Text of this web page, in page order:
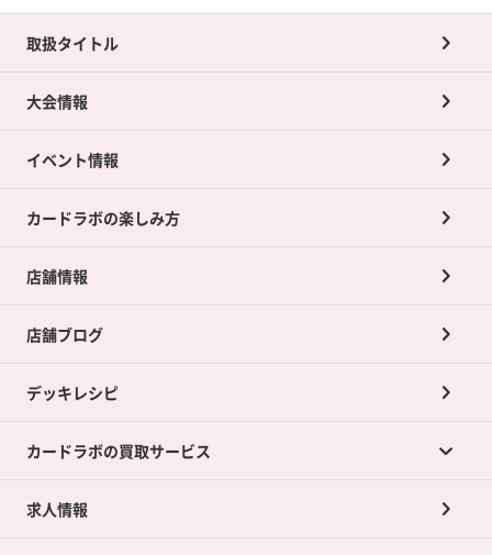
取扱タイトル
大会情報
イベント情報
カードラボの楽しみ方
店舗情報
店舗ブログ
デッキレシピ
カードラボの買取サービス
カードラボの買取サービスTOP
求人情報